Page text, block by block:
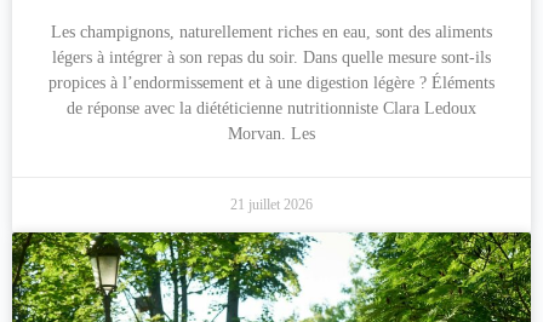
Les champignons, naturellement riches en eau, sont des aliments
légers à intégrer à son repas du soir. Dans quelle mesure sont-ils
propices à l’endormissement et à une digestion légère ? Éléments
de réponse avec la diététicienne nutritionniste Clara Ledoux
Morvan. Les
21 juillet 2026